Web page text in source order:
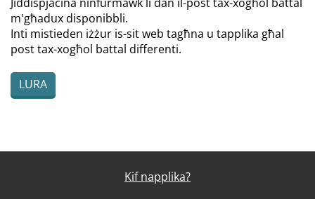
m'għadux disponibbli.
Inti mistieden iżżur is-sit web tagħna u tapplika għal
post tax-xogħol battal differenti.
LURA
Kif napplika?